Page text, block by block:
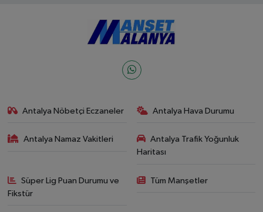
Antalya Nöbetçi Eczaneler Antalya Hava Durumu
Antalya Namaz Vakitleri
Antalya Trafik Yoğunluk
Haritası
Süper Lig Puan Durumu ve
Fikstür
Tüm Manşetler